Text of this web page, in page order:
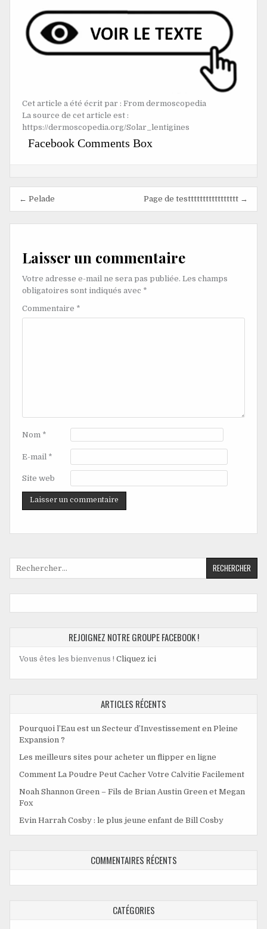
Cet article a été écrit par : From dermoscopedia
La source de cet article est :
https://dermoscopedia.org/Solar_lentigines
Facebook Comments Box
Navigation
de
← Pelade Page de testtttttttttttttttt →
Laisser un commentaire
Votre adresse e-mail ne sera pas publiée. Les champs
obligatoires sont indiqués avec *
Commentaire *
Nom *
E-mail *
Site web
REJOIGNEZ NOTRE GROUPE FACEBOOK !
Vous êtes les bienvenus ! Cliquez ici
ARTICLES RÉCENTS
Pourquoi l’Eau est un Secteur d’Investissement en Pleine
Expansion ?
Les meilleurs sites pour acheter un flipper en ligne
Comment La Poudre Peut Cacher Votre Calvitie Facilement
Noah Shannon Green – Fils de Brian Austin Green et Megan
Fox
Evin Harrah Cosby : le plus jeune enfant de Bill Cosby
COMMENTAIRES RÉCENTS
CATÉGORIES